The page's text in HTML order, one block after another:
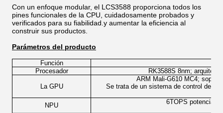
Con un enfoque modular, el LCS3588 proporciona todos los
pines funcionales de la CPU, cuidadosamente probados y
verificados para su fiabilidad.y aumentar la eficiencia al
construir sus productos.
Parámetros del producto
Función
Procesador
RK3588S 8nm;
La GPU
ARM Mali-G610 MC4;
Se trata de un sistema de control de
NPU
6TOPS potencia